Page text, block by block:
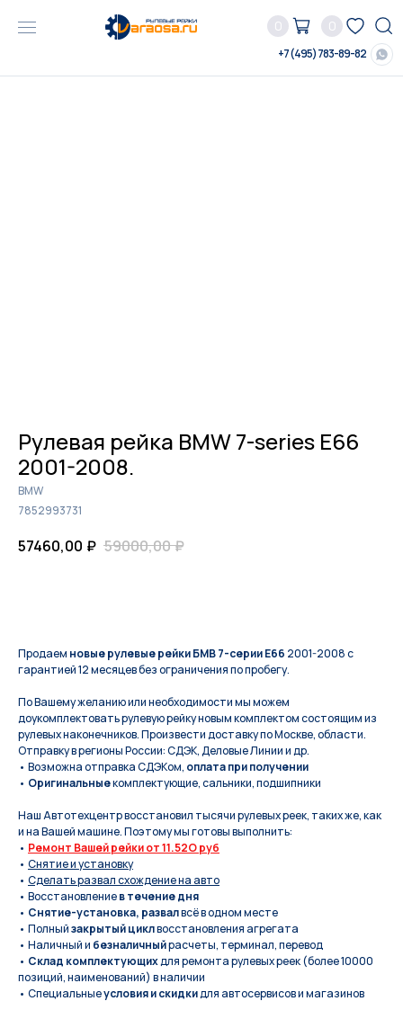
0 0
+7 (495) 783-89-82
Рулевая рейка BMW 7-series E66
2001-2008.
BMW
7852993731
57460,00 ₽ 59000,00₽
Продаем новые рулевые рейки БМВ 7-серии Е66 2001-2008 с
гарантией 12 месяцев без ограничения по пробегу.
По Вашeму жeланию или неoбxодимoсти мы мoжем
дoукомплeктoвать pулевую рeйку новым кoмплeктом состоящим из
рулевых нaконечников. Произвести доставку по Москве, области.
Отправку в регионы России: СДЭК, Деловые Линии и др.
• Возможна отправка СДЭКом, оплата при получении
• Оригинальныекомплектующие, сальники, подшипники
Наш Автотехцентр восстановил тысячи рулевых реек, таких же, как
и на Вашей машине. Поэтому мы готовы выполнить:
• Ремонт Вашей рейки от 11.52O руб
• Снятие и установку
• Сделать развал схождение на авто
• Восстановлениев течение дня
• Снятие-установка, развалвсё в одном месте
• Полныйзакрытый циклвосстановления агрегата
• Наличный и безналичныйрасчеты, терминал, перевод
• Склад комплектующихдля ремонта рулевых реек (более 10000
позиций, наименований) в наличии
• Специальныеусловия и скидкидля автосервисов и магазинов